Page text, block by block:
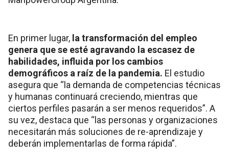
En primer lugar, la transformación del empleo
genera que se esté agravando la escasez de
habilidades, influida por los cambios
demográficos a raíz de la pandemia. El estudio
asegura que “la demanda de competencias técnicas
y humanas continuará creciendo, mientras que
ciertos perfiles pasarán a ser menos requeridos”. A
su vez, destaca que “las personas y organizaciones
necesitarán más soluciones de re-aprendizaje y
deberán implementarlas de forma rápida”.